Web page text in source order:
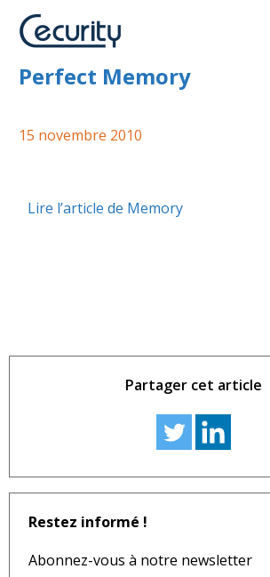
Cecurity.com partenaire
Perfect Memory
15 novembre 2010
Lire l’article de Memory
Partager cet article
Restez informé !
Abonnez-vous à notre newsletter